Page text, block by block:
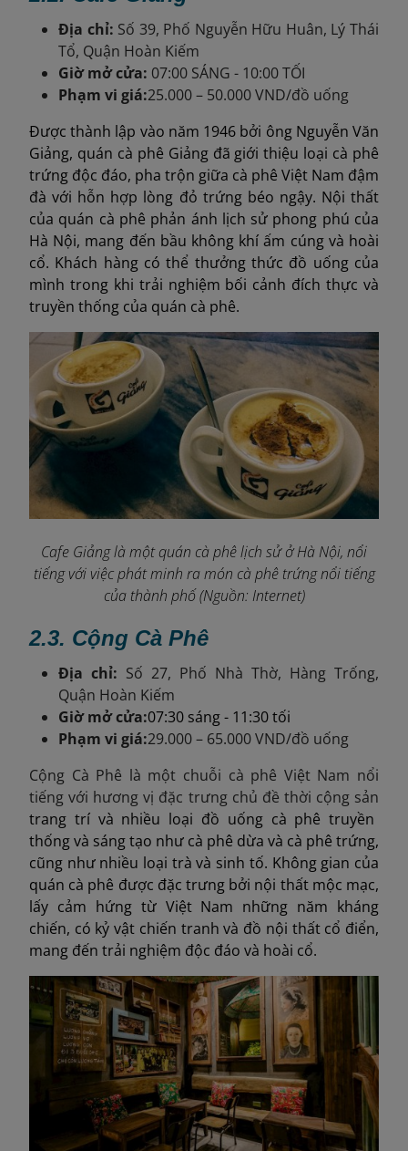
Địa chỉ: Số 39, Phố Nguyễn Hữu Huân, Lý Thái
Tổ, Quận Hoàn Kiếm
Giờ mở cửa: 07:00 SÁNG - 10:00 TỐI
Phạm vi giá:25.000 – 50.000 VND/đồ uống
Được thành lập vào năm 1946 bởi ông Nguyễn Văn
Giảng, quán cà phê Giảng đã giới thiệu loại cà phê
trứng độc đáo, pha trộn giữa cà phê Việt Nam đậm
đà với hỗn hợp lòng đỏ trứng béo ngậy. Nội thất
của quán cà phê phản ánh lịch sử phong phú của
Hà Nội, mang đến bầu không khí ấm cúng và hoài
cổ. Khách hàng có thể thưởng thức đồ uống của
mình trong khi trải nghiệm bối cảnh đích thực và
truyền thống của quán cà phê.
Cafe Giảng là một quán cà phê lịch sử ở Hà Nội, nổi
tiếng với việc phát minh ra món cà phê trứng nổi tiếng
của thành phố (Nguồn: Internet)
2.3. Cộng Cà Phê
Địa chỉ: Số 27, Phố Nhà Thờ, Hàng Trống,
Quận Hoàn Kiếm
Giờ mở cửa:07:30 sáng - 11:30 tối
Phạm vi giá:29.000 – 65.000 VND/đồ uống
Cộng Cà Phê là một chuỗi cà phê Việt Nam nổi
tiếng với hương vị đặc trưng chủ đề thời cộng sản
trang trí và nhiều loại đồ uống cà phê truyền
thống và sáng tạo như cà phê dừa và cà phê trứng,
cũng như nhiều loại trà và sinh tố. Không gian của
quán cà phê được đặc trưng bởi nội thất mộc mạc,
lấy cảm hứng từ Việt Nam những năm kháng
chiến, có kỷ vật chiến tranh và đồ nội thất cổ điển,
mang đến trải nghiệm độc đáo và hoài cổ.